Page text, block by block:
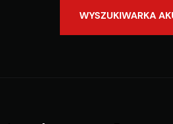
WYSZUKIWARKA